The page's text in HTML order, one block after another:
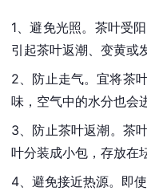
1、避免光照。茶叶受
引起茶叶返潮、变黄或
2、防止走气。宜将茶
味，空气中的水分也会
3、防止茶叶返潮。茶
叶分装成小包，存放在
4、避免接近热源。即